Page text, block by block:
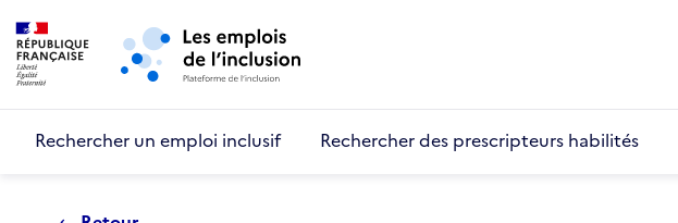
Aller au menu principal
Rechercher un emploi inclusif Rechercher des prescripteurs habilités